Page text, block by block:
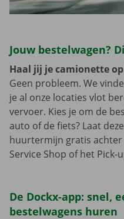
Jouw bestelwagen?
Haal jij je camionette
Geen probleem. We
je al onze locaties vlot
vervoer. Kies je om de
auto of de fiets? Laat
huurtermijn gratis achter
Service Shop of het Pick-
De Dockx-app: snel,
bestelwagens huren